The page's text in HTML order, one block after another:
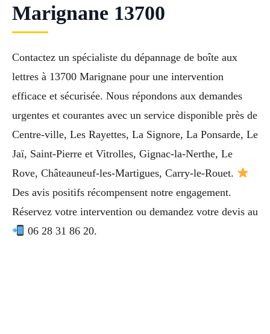
Marignane 13700
Contactez un spécialiste du dépannage de boîte aux
lettres à 13700 Marignane pour une intervention
efficace et sécurisée. Nous répondons aux demandes
urgentes et courantes avec un service disponible près de
Centre-ville, Les Rayettes, La Signore, La Ponsarde, Le
Jaï, Saint-Pierre et Vitrolles, Gignac-la-Nerthe, Le
Rove, Châteauneuf-les-Martigues, Carry-le-Rouet.
Des avis positifs récompensent notre engagement.
Réservez votre intervention ou demandez votre devis au
06 28 31 86 20.